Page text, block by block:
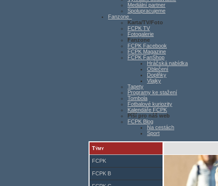
Mediální partner
Spolupracujeme
Fanzone
Karta/TV/Foto
FCPK TV
Fotogalerie
Fanzone
FCPK Facebook
FCPK Magazine
FCPK FanShop
Hráčská nabídka
Oblečení
Doplňky
Vlajky
Tapety
Programy ke stažení
Tombola
Fotbalové kuriozity
Kalendáře FCPK
Píší pro náš web
FCPK Blog
Na cestách
Sport
Týmy
FCPK
FCPK B